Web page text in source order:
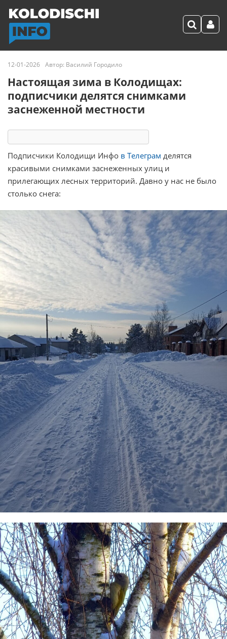
12-01-2026 Автор: Василий Городило
Настоящая зима в Колодищах:
подписчики делятся снимками
заснеженной местности
Подписчики Колодищи Инфо в Телеграм делятся
красивыми снимками заснеженных улиц и
прилегающих лесных территорий. Давно у нас не было
столько снега: